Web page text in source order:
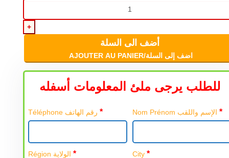
أضف الى السلة
AJOUTER AU PANIER/اضف إلى السلة
للطلب يرجى ملئ المعلومات أسفله
* *
* City *